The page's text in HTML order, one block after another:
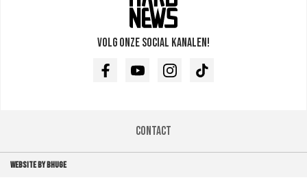
Volg onze social kanalen!
FacebookYoutubeInstagramTikTok
Contact
WEBSITE BY BHUGE